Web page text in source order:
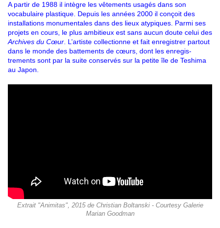
A partir de 1988 il intègre les vêtements usagés dans son
vocabulaire plastique. Depuis les années 2000 il conçoit des
installations monumentales dans des lieux atypiques. Parmi ses
projets en cours, le plus ambitieux est sans aucun doute celui des
Archives du Cœur . L’artiste collectionne et fait enregistrer partout
dans le monde des battements de cœurs, dont les enregis-
trements sont par la suite conservés sur la petite île de Teshima
au Japon.
Extrait "Animitas", 2015 de Christian Boltanski - Courtesy Galerie
Marian Goodman